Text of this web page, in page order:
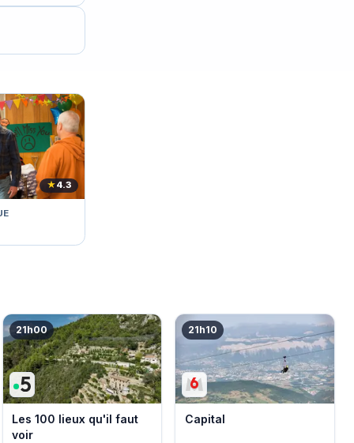
★4.3
21h00
Les 100 lieux qu'il faut
voir
21h10
Capital